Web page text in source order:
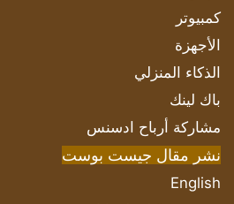
كمبيوتر
الأجهزة
الذكاء المنزلي
باك لينك
مشاركة أرباح ادسنس
نشر مقال جيست بوست
English